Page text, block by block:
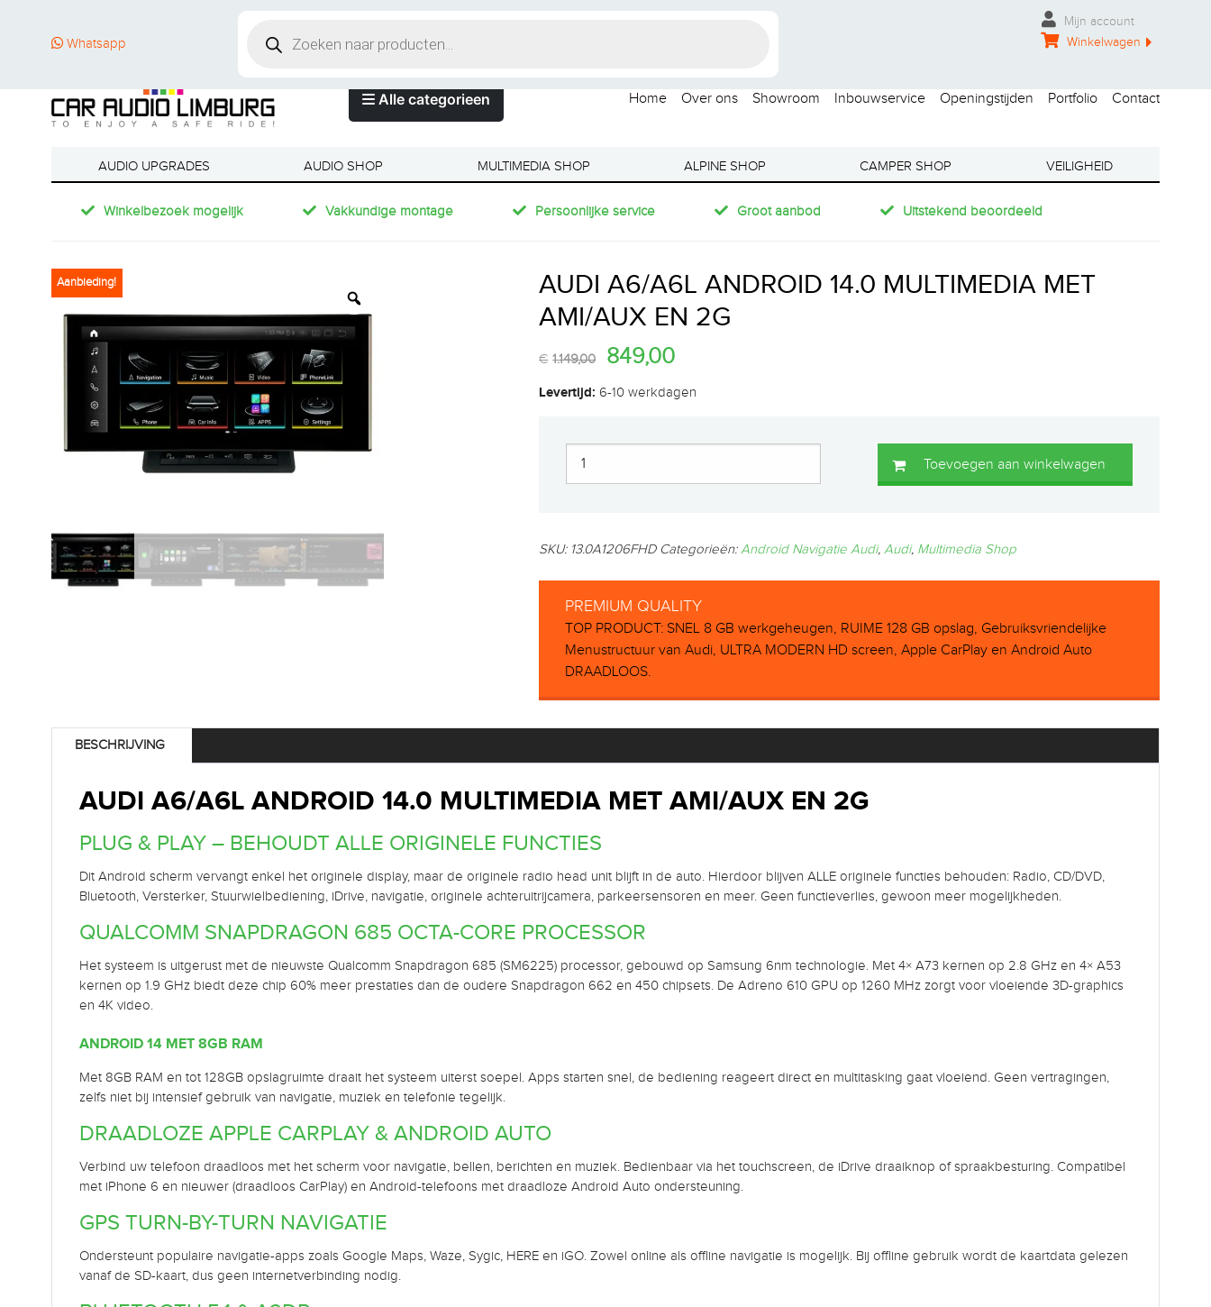
Whatsapp
Mijn account
Winkelwagen
Alle categorieen Home Over ons Showroom Inbouwservice Openingstijden Portfolio Contact
AUDIO UPGRADES AUDIO SHOP MULTIMEDIA SHOP ALPINE SHOP CAMPER SHOP VEILIGHEID
Winkelbezoek mogelijk Vakkundige montage Persoonlijke service Groot aanbod Uitstekend beoordeeld
Aanbieding!
AUDI A6/A6L ANDROID 14.0 MULTIMEDIA MET
AMI/AUX EN 2G
€ 1.149,00 849,00
Levertijd: 6-10 werkdagen
Toevoegen aan winkelwagen
SKU: 13.0A1206FHD Categorieën:Android Navigatie Audi,Audi, Multimedia Shop
PREMIUM QUALITY
TOP PRODUCT: SNEL 8 GB werkgeheugen, RUIME 128 GB opslag, Gebruiksvriendelijke
Menustructuur van Audi, ULTRA MODERN HD screen, Apple CarPlay en Android Auto
DRAADLOOS.
BESCHRIJVING
AUDI A6/A6L ANDROID 14.0 MULTIMEDIA MET AMI/AUX EN 2G
PLUG & PLAY – BEHOUDT ALLE ORIGINELE FUNCTIES
Dit Android scherm vervangt enkel het originele display, maar de originele radio head unit blijft in de auto. Hierdoor blijven ALLE originele functies behouden: Radio, CD/DVD,
Bluetooth, Versterker, Stuurwielbediening, iDrive, navigatie, originele achteruitrijcamera, parkeersensoren en meer. Geen functieverlies, gewoon meer mogelijkheden.
QUALCOMM SNAPDRAGON 685 OCTA-CORE PROCESSOR
Het systeem is uitgerust met de nieuwste Qualcomm Snapdragon 685 (SM6225) processor, gebouwd op Samsung 6nm technologie. Met 4× A73 kernen op 2.8 GHz en 4× A53
kernen op 1.9 GHz biedt deze chip 60% meer prestaties dan de oudere Snapdragon 662 en 450 chipsets. De Adreno 610 GPU op 1260 MHz zorgt voor vloeiende 3D-graphics
en 4K video.
ANDROID 14 MET 8GB RAM
Met 8GB RAM en tot 128GB opslagruimte draait het systeem uiterst soepel. Apps starten snel, de bediening reageert direct en multitasking gaat vloeiend. Geen vertragingen,
zelfs niet bij intensief gebruik van navigatie, muziek en telefonie tegelijk.
DRAADLOZE APPLE CARPLAY & ANDROID AUTO
Verbind uw telefoon draadloos met het scherm voor navigatie, bellen, berichten en muziek. Bedienbaar via het touchscreen, de iDrive draaiknop of spraakbesturing. Compatibel
met iPhone 6 en nieuwer (draadloos CarPlay) en Android-telefoons met draadloze Android Auto ondersteuning.
GPS TURN-BY-TURN NAVIGATIE
Ondersteunt populaire navigatie-apps zoals Google Maps, Waze, Sygic, HERE en iGO. Zowel online als offline navigatie is mogelijk. Bij offline gebruik wordt de kaartdata gelezen
vanaf de SD-kaart, dus geen internetverbinding nodig.